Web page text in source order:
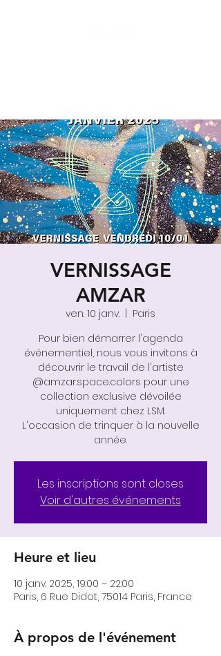
VERNISSAGE
AMZAR
ven. 10 janv.
  |
Paris
Pour bien démarrer l'agenda
événementiel, nous vous invitons à
découvrir le travail de l'artiste
@amzar.space.colors pour une
collection exclusive dévoilée
uniquement chez LSM.
L'occasion de trinquer à la nouvelle
année.
Les inscriptions sont closes
Voir d'autres événements
Heure et lieu
10 janv. 2025, 19:00 – 22:00
Paris, 6 Rue Didot, 75014 Paris, France
À propos de l'événement